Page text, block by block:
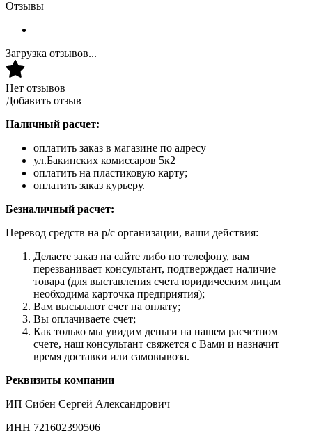
Отзывы
Загрузка отзывов...
Нет отзывов
Добавить отзыв
Наличный расчет:
оплатить заказ в магазине по адресу
ул.Бакинских комиссаров 5к2
оплатить на пластиковую карту;
оплатить заказ курьеру.
Безналичный расчет:
Перевод средств на р/с организации, ваши действия:
Делаете заказ на сайте либо по телефону, вам
перезванивает консультант, подтверждает наличие
товара (для выставления счета юридическим лицам
необходима карточка предприятия);
Вам высылают счет на оплату;
Вы оплачиваете счет;
Как только мы увидим деньги на нашем расчетном
счете, наш консультант свяжется с Вами и назначит
время доставки или самовывоза.
Реквизиты компании
ИП Сибен Сергей Александрович
ИНН 721602390506